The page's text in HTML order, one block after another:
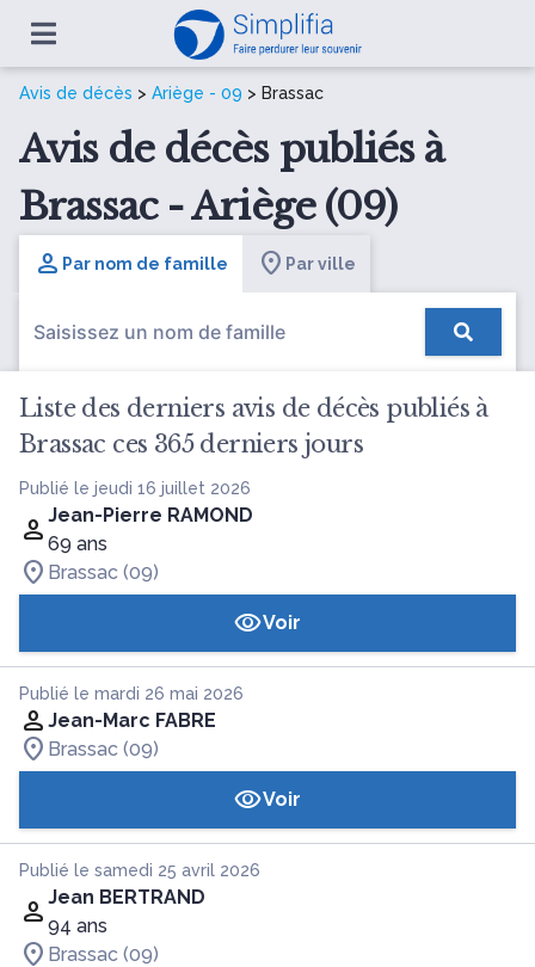
Avis de décès > Ariège - 09 > Brassac
Avis de décès publiés à
Brassac - Ariège (09)
Par nom de famille Par ville
Liste des derniers avis de décès publiés à
Brassac ces 365 derniers jours
Publié le jeudi 16 juillet 2026
Jean-Pierre RAMOND
69 ans
Brassac (09)
Voir
Publié le mardi 26 mai 2026
Jean-Marc FABRE
Brassac (09)
Voir
Publié le samedi 25 avril 2026
Jean BERTRAND
94 ans
Brassac (09)